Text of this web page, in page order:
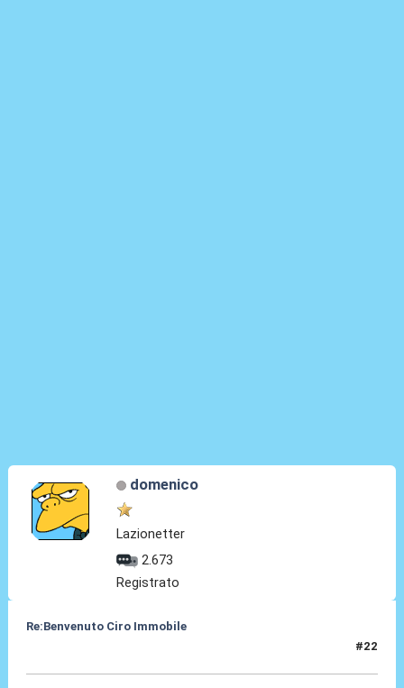
domenico
Lazionetter
2.673
Registrato
Re:Benvenuto Ciro Immobile
#22